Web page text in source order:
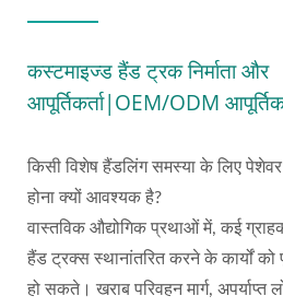
कस्टमाइज्ड हैंड ट्रक निर्माता और
आपूर्तिकर्ता|OEM/ODM
किसी विशेष हैंडलिंग समस्या के लिए
होना क्यों आवश्यक है?
वास्तविक औद्योगिक प्रथाओं में, कई
हैंड ट्रक्स स्थानांतरित करने के कार्यों को
हो सकते। खराब परिवहन मार्ग, अपर्याप्त